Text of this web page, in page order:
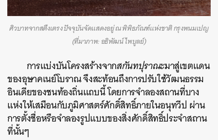
ศิวบาทจากสตึงเตรง ปัจจุบันจัดแสดงอยู่ ณ พิพิธภัณฑ์แห่งชาติ กรุงพนมเปญ
(ที่มาภาพ: อธิพัฒน์ ไพบูลย์)
การแบ่งบันโครงสร้างจากสกันทปุราณะมาสู่เขตแดน
ของอุษาคเนย์โบราณ จึงสะท้อนถึงการปรับใช้วัฒนธรรม
อินเดียของชนท้องถิ่นแถบนี้ โดยการจำลองสถานที่บาง
แห่งให้เสมือนกับภูมิศาสตร์ศักดิ์สิทธิ์ภายในอนุทวีป ผ่าน
การตั้งชื่อหรือจำลองรูปแบบของสิ่งศักดิ์สิทธิ์ประจำสถาน
ที่นั้นๆ